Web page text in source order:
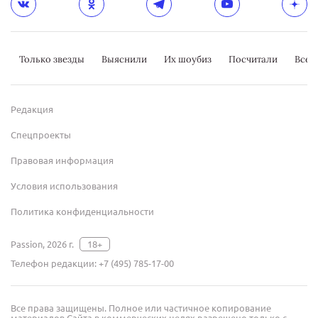
Только звезды Выяснили Их шоубиз Посчитали
Редакция
Спецпроекты
Правовая информация
Условия использования
Политика конфиденциальности
Passion, 2026 г.
18+
Телефон редакции:+7 (495) 785-17-00
Все права защищены. Полное или частичное копирование